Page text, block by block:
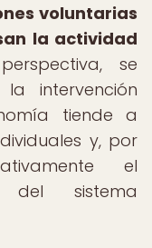
voluntarias
la actividad
se
intervención
tiende a
y, por
el
del sistema